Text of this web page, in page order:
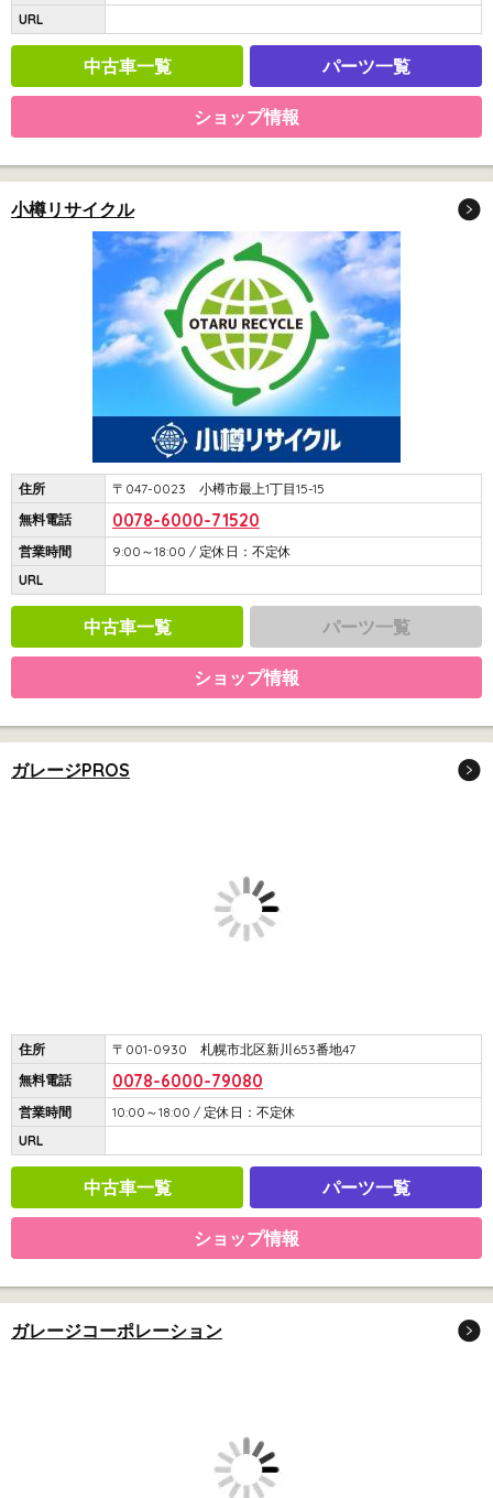
URL
中古車一覧 パーツ一覧
ショップ情報
小樽リサイクル
住所
〒047-0023 小樽市最上1丁目15-15
無料電話
0078-6000-71520
営業時間
9:00～18:00 / 定休日：不定休
URL
中古車一覧 パーツ一覧
ショップ情報
ガレージPROS
住所
〒001-0930 札幌市北区新川653番地47
無料電話
0078-6000-79080
営業時間
10:00～18:00 / 定休日：不定休
URL
中古車一覧 パーツ一覧
ショップ情報
ガレージコーポレーション